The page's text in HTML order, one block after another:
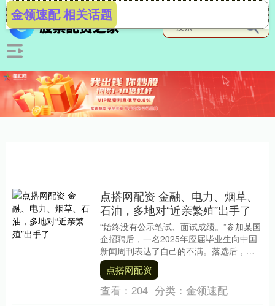
金领速配 相关话题
点搭网配资 金融、电力、烟草、
石油，多地对“近亲繁殖”出手了
“始终没有公示笔试、面试成绩。”参加某国
企招聘后，一名2025年应届毕业生向中国
新闻周刊表达了自己的不满。落选后，他
对这次招聘的公平性产生了怀疑。 过去一
段时间....
点搭网配资
查看： 204 分类： 金领速配